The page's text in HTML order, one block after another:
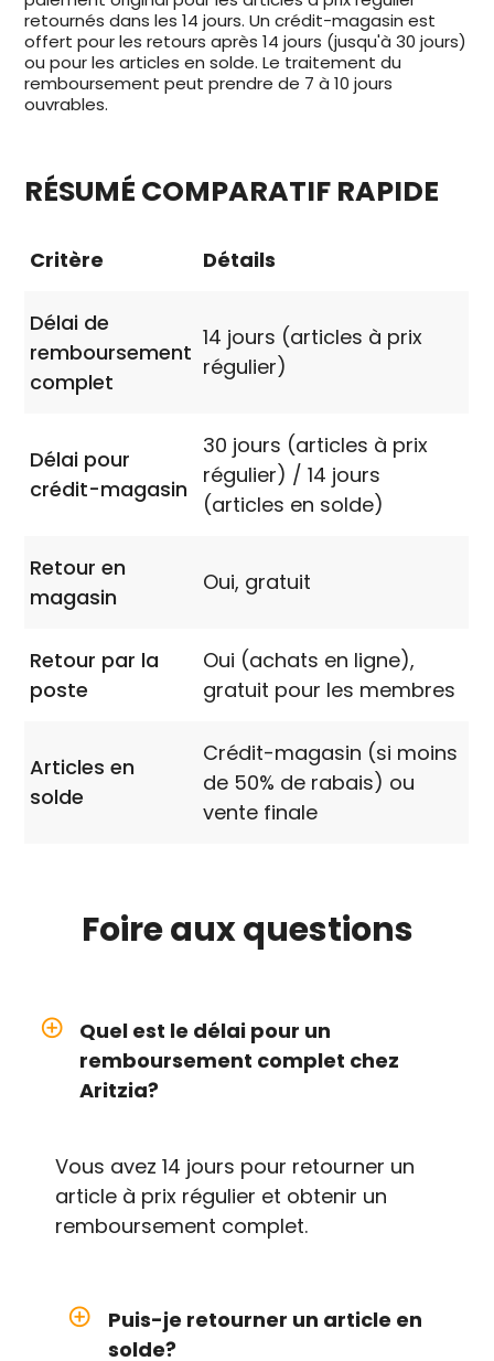
retournés dans les 14 jours. Un crédit-magasin est
offert pour les retours après 14 jours (jusqu'à 30 jours)
ou pour les articles en solde. Le traitement du
remboursement peut prendre de 7 à 10 jours
ouvrables.
RÉSUMÉ COMPARATIF RAPIDE
Critère Détails
Délai de
remboursement
complet
14 jours (articles à prix
régulier)
Délai pour
crédit-magasin
30 jours (articles à prix
régulier) / 14 jours
(articles en solde)
Retour en
magasin
Oui, gratuit
Retour par la
poste
Oui (achats en ligne),
gratuit pour les membres
Articles en
solde
Crédit-magasin (si moins
de 50% de rabais) ou
vente finale
Foire auxquestions
add_circle_outline
Quel est le délai pour un
remboursement complet chez
Aritzia?
Vous avez 14 jours pour retourner un
article à prix régulier et obtenir un
remboursement complet.
add_circle_outline
Puis-je retourner un article en
solde?